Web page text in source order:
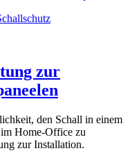
zur
den Schall in einem
Home-Office zu
zur Installation.